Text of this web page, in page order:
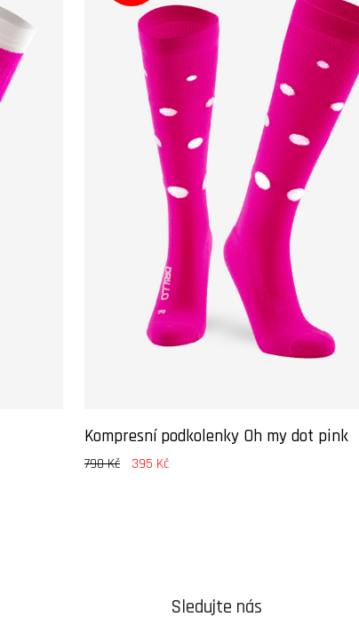
Kompresní podkolenky Oh my dot pink
790 Kč 395 Kč
Sledujte nás